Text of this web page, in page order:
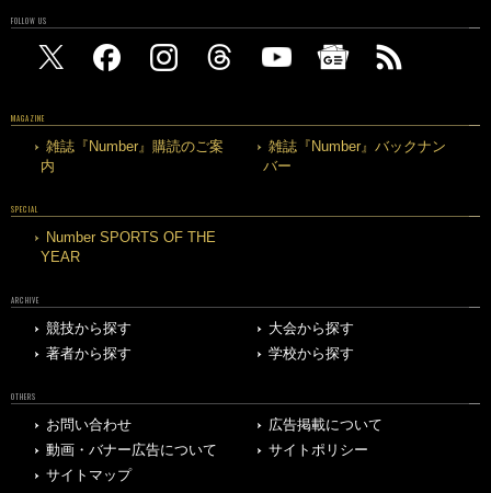
FOLLOW US
MAGAZINE
雑誌『Number』購読のご案
内
雑誌『Number』バックナン
バー
SPECIAL
Number SPORTS OF THE
YEAR
ARCHIVE
競技から探す
大会から探す
著者から探す
学校から探す
OTHERS
お問い合わせ
広告掲載について
動画・バナー広告について
サイトポリシー
サイトマップ